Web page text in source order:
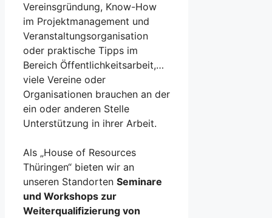
Vereinsgründung, Know-How
im Projektmanagement und
Veranstaltungsorganisation
oder praktische Tipps im
Bereich Öffentlichkeitsarbeit,…
viele Vereine oder
Organisationen brauchen an der
ein oder anderen Stelle
Unterstützung in ihrer Arbeit.
Als „House of Resources
Thüringen“ bieten wir an
unseren Standorten Seminare
und Workshops zur
Weiterqualifizierung von